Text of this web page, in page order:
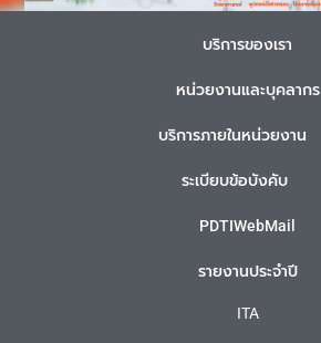
บริการของเรา
หน่วยงานและบุคลากร
บริการภายในหน่วยงาน
ระเบียบข้อบังคับ
PDTIWebMail
รายงานประจำปี
ITA